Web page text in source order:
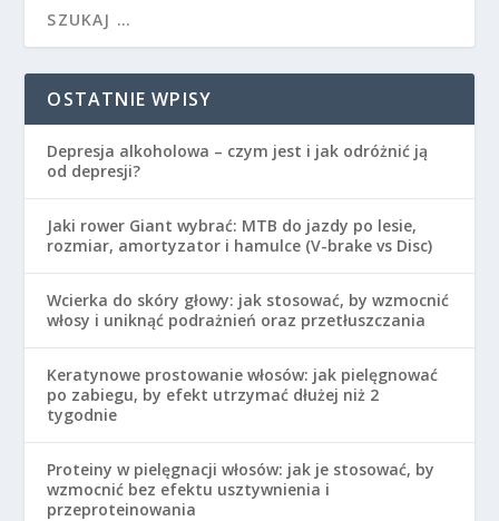
OSTATNIE WPISY
Depresja alkoholowa – czym jest i jak odróżnić ją
od depresji?
Jaki rower Giant wybrać: MTB do jazdy po lesie,
rozmiar, amortyzator i hamulce (V-brake vs Disc)
Wcierka do skóry głowy: jak stosować, by wzmocnić
włosy i uniknąć podrażnień oraz przetłuszczania
Keratynowe prostowanie włosów: jak pielęgnować
po zabiegu, by efekt utrzymać dłużej niż 2
tygodnie
Proteiny w pielęgnacji włosów: jak je stosować, by
wzmocnić bez efektu usztywnienia i
przeproteinowania